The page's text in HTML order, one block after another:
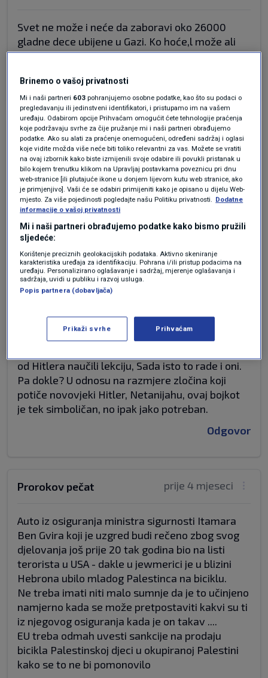
Svet ne može i neće da zaboravi oko 26000
gladne dece ubijene u Gazi. Ko hoće,l može ali
bez mene, molim.
prije 4 mjeseci
Znatizeljni
Treba ih potjerati iz svih eu događanja, košarke,
nogometa, bicilkizma ,ma svega . I neka igraju
kvalifikacije sa susjedima iz svog kvarta. Zbog
holokausta u ll svj ratu, rade genocid u Palestini
već 80 godina.
I Hrvatska se mora pod hitno uključiti u bojkot!
od Hitlera naučili lekciju, Sada isto to rade i oni.
Pa dokle? U odnosu na razmjere zločina koji
potiče novovjeki Hitler, Netanijahu, ovaj bojkot
je tek simboličan, no ipak jako potreban.
Odgovor
prije 4 mjeseci
Prorokov pečat
Auto iz osiguranja ministra sigurnosti Itamara
Ben Gvira koji je uzgred budi rečeno zbog svog
djelovanja još prije 20 tak godina bio na listi
terorista u USA - dakle u jewmerici je u blizini
Hebrona ubilo mladog Palestinca na biciklu.
Ne treba imati niti malo sumnje da je to učinjeno
namjerno kada se može pretpostaviti kakvi su ti
iz njegovog osiguranja kada je on takav ....
EU treba odmah uvesti sankcije na prodaju
bicikla Palestinskoj djeci u okupiranoj Palestini
kako se to ne bi pomonovilo
Brinemo o vašoj privatnosti
Mi i naši partneri 603 pohranjujemo osobne podatke, kao što su podaci o
pregledavanju ili jedinstveni identifikatori, i pristupamo im na vašem
uređaju. Odabirom opcije Prihvaćam omogućit ćete tehnologije praćenja
koje podržavaju svrhe za čije pružanje mi i naši partneri obrađujemo
podatke. Ako su alati za praćenje onemogućeni, određeni sadržaj i oglasi
koje vidite možda više neće biti toliko relevantni za vas. Možete se vratiti
na ovaj izbornik kako biste izmijenili svoje odabire ili povukli pristanak u
bilo kojem trenutku klikom na Upravljaj postavkama poveznicu pri dnu
web-stranice [ili plutajuće ikone u donjem lijevom kutu web stranice, ako
je primjenjivo]. Vaši će se odabiri primijeniti kako je opisano u dijelu Web-
mjesto. Za više pojedinosti pogledajte našu Politiku privatnosti. Dodatne
informacije o vašoj privatnosti
Mi i naši partneri obrađujemo podatke kako bismo pružili
sljedeće:
Korištenje preciznih geolokacijskih podataka. Aktivno skeniranje
karakteristika uređaja za identifikaciju. Pohrana i/ili pristup podacima na
uređaju. Personalizirano oglašavanje i sadržaj, mjerenje oglašavanja i
sadržaja, uvidi u publiku i razvoj usluga.
Popis partnera (dobavljača)
Prikaži svrhe Prihvaćam